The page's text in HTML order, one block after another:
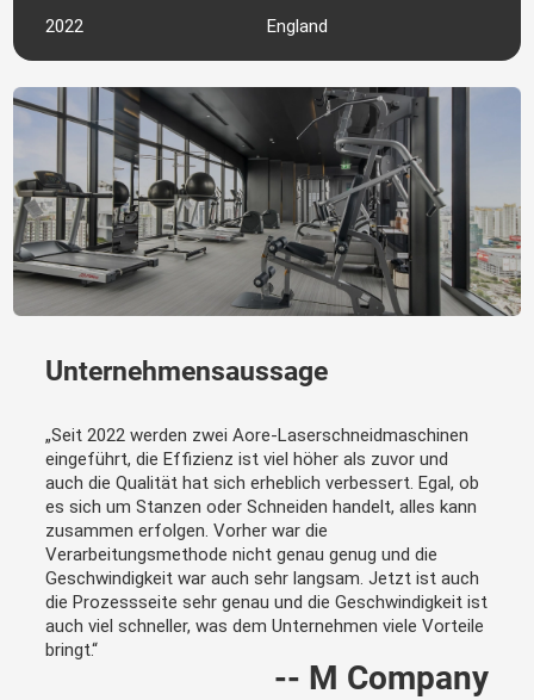
2022 England
Unternehmensaussage
„Seit 2022 werden zwei Aore-Laserschneidmaschinen
eingeführt, die Effizienz ist viel höher als zuvor und
auch die Qualität hat sich erheblich verbessert. Egal, ob
es sich um Stanzen oder Schneiden handelt, alles kann
zusammen erfolgen. Vorher war die
Verarbeitungsmethode nicht genau genug und die
Geschwindigkeit war auch sehr langsam. Jetzt ist auch
die Prozessseite sehr genau und die Geschwindigkeit ist
auch viel schneller, was dem Unternehmen viele Vorteile
bringt.“
-- M Company